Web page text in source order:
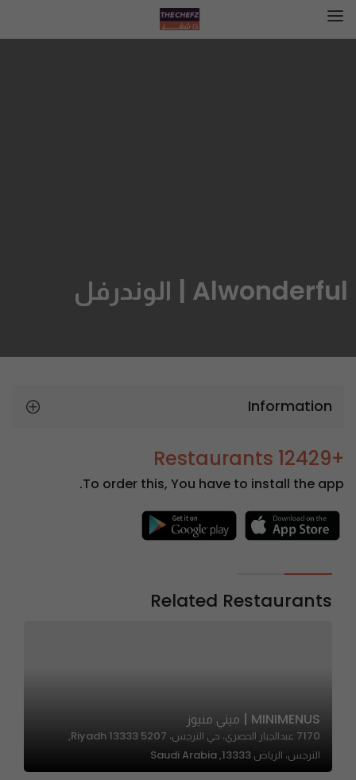
Alwonderful | الوندرفل
Information
+12429 Restaurants
To order this, You have to install the app.
Related Restaurants
MINIMENUS | ميني منيوز
7170 عبدالجبار الحصري، حي النرجس، Riyadh 13333 5207,
النرجس، الرياض 13333, Saudi Arabia